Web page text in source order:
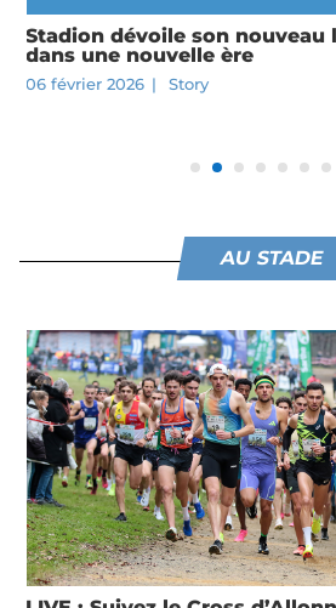
Vredestein 20 km de Paris
Daguinos est magique !
12 octobre 2025 | Running
AU STADE